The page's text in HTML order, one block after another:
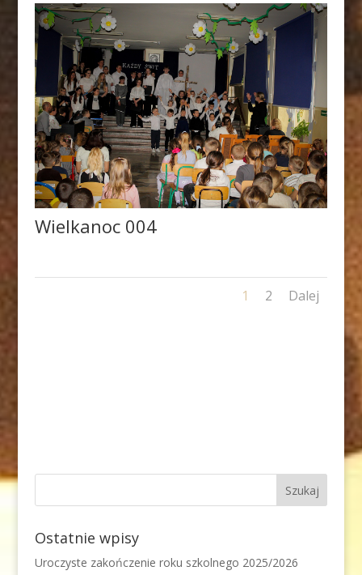
Wielkanoc 004
1 2 Dalej
Ostatnie wpisy
Uroczyste zakończenie roku szkolnego 2025/2026